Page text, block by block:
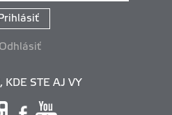
Prihlásiť
Odhlásiť
KDE STE AJ VY